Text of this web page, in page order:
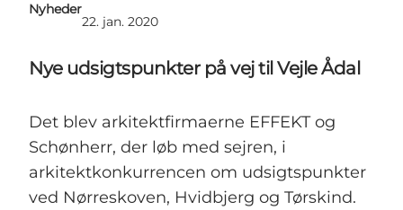
Det sker
Planlæg din tur
Projekter
Nyheder
22. jan. 2020
Nye udsigtspunkter på vej til Vejle Ådal
Det blev arkitektfirmaerne EFFEKT og
Schønherr, der løb med sejren, i
arkitektkonkurrencen om udsigtspunkter
ved Nørreskoven, Hvidbjerg og Tørskind.